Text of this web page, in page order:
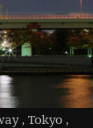
, Tokyo ,